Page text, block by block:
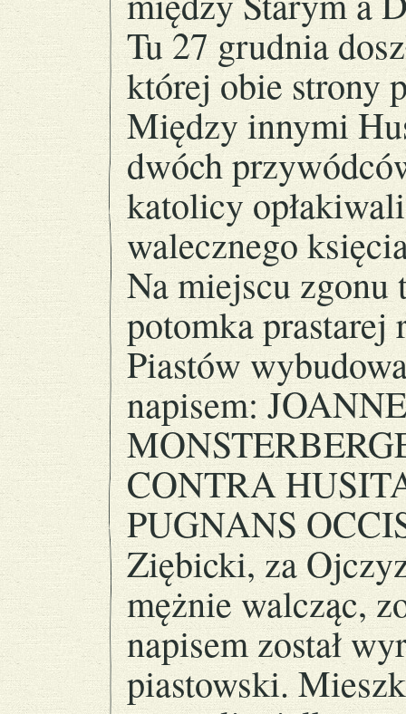
Tu 27 grudnia
której obie strony
Między innymi
dwóch
katolicy
walecznego
Na miejscu zgonu
potomka prastarej
Piastów
napisem:
CONTRA
PUGNANS
Ziębicki, za
mężnie walcząc,
napisem został
piastowski.